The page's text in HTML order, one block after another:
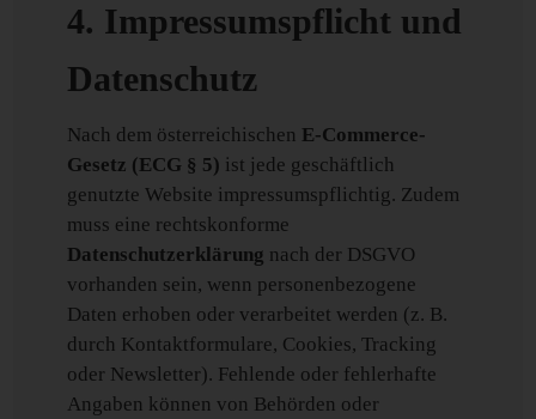
4. Impressumspflicht und
Datenschutz
Nach dem österreichischen E-Commerce-
Gesetz (ECG § 5) ist jede geschäftlich
genutzte Website impressumspflichtig. Zudem
muss eine rechtskonforme
Datenschutzerklärung nach der DSGVO
vorhanden sein, wenn personenbezogene
Daten erhoben oder verarbeitet werden (z. B.
durch Kontaktformulare, Cookies, Tracking
oder Newsletter). Fehlende oder fehlerhafte
Angaben können von Behörden oder